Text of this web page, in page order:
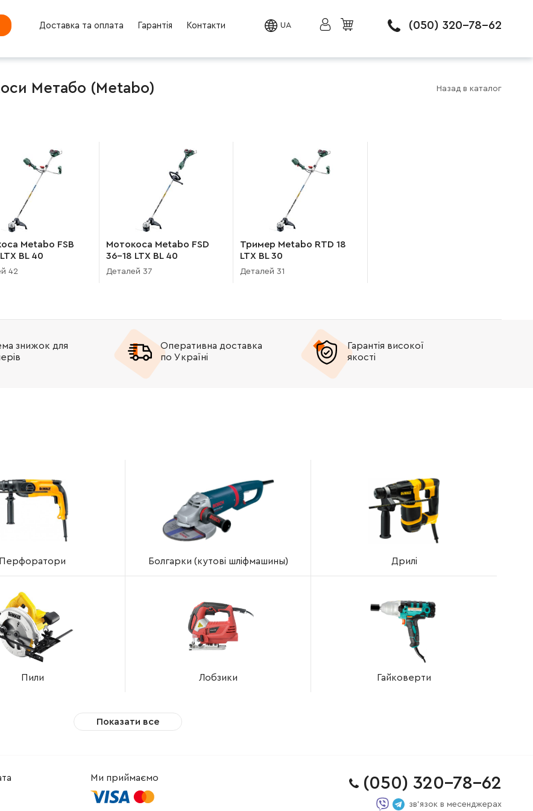
Доставка та оплата Гарантія Контакти UA (050) 320-78-62
Метабо (Metabo) Назад в каталог
Metabo FSB
BL 40
42
Мотокоса Metabo FSD
36-18 LTX BL 40
Деталей 37
Тример Metabo RTD 18
LTX BL 30
Деталей 31
знижок для
Оперативна доставка
по Україні
Гарантія високої
якості
Перфоратори Болгарки (кутові шліфмашины) Дрилі
Пили Лобзики Гайковерти
Показати все
Ми приймаємо (050) 320-78-62
зв'язок в месенджерах